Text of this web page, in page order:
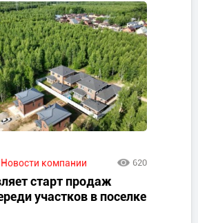
Новости компании 620
старт продаж
участков в поселке